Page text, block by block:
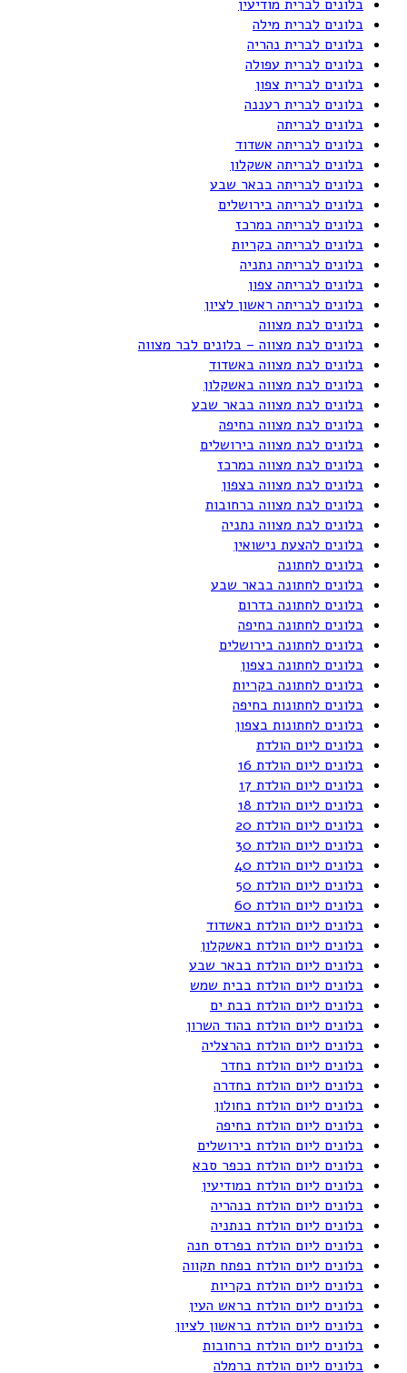
בלונים לברית מודיעין
בלונים לברית מילה
בלונים לברית נהריה
בלונים לברית עפולה
בלונים לברית צפון
בלונים לברית רעננה
בלונים לבריתה
בלונים לבריתה אשדוד
בלונים לבריתה אשקלון
בלונים לבריתה בבאר שבע
בלונים לבריתה בירושלים
בלונים לבריתה במרכז
בלונים לבריתה בקריות
בלונים לבריתה נתניה
בלונים לבריתה צפון
בלונים לבריתה ראשון לציון
בלונים לבת מצווה
בלונים לבת מצווה – בלונים לבר מצווה
בלונים לבת מצווה באשדוד
בלונים לבת מצווה באשקלון
בלונים לבת מצווה בבאר שבע
בלונים לבת מצווה בחיפה
בלונים לבת מצווה בירושלים
בלונים לבת מצווה במרכז
בלונים לבת מצווה בצפון
בלונים לבת מצווה ברחובות
בלונים לבת מצווה נתניה
בלונים להצעת נישואין
בלונים לחתונה
בלונים לחתונה בבאר שבע
בלונים לחתונה בדרום
בלונים לחתונה בחיפה
בלונים לחתונה בירושלים
בלונים לחתונה בצפון
בלונים לחתונה בקריות
בלונים לחתונות בחיפה
בלונים לחתונות בצפון
בלונים ליום הולדת
בלונים ליום הולדת 16
בלונים ליום הולדת 17
בלונים ליום הולדת 18
בלונים ליום הולדת 20
בלונים ליום הולדת 30
בלונים ליום הולדת 40
בלונים ליום הולדת 50
בלונים ליום הולדת 60
בלונים ליום הולדת באשדוד
בלונים ליום הולדת באשקלון
בלונים ליום הולדת בבאר שבע
בלונים ליום הולדת בבית שמש
בלונים ליום הולדת בבת ים
בלונים ליום הולדת בהוד השרון
בלונים ליום הולדת בהרצליה
בלונים ליום הולדת בחדר
בלונים ליום הולדת בחדרה
בלונים ליום הולדת בחולון
בלונים ליום הולדת בחיפה
בלונים ליום הולדת בירושלים
בלונים ליום הולדת בכפר סבא
בלונים ליום הולדת במודיעין
בלונים ליום הולדת בנהריה
בלונים ליום הולדת בנתניה
בלונים ליום הולדת בפרדס חנה
בלונים ליום הולדת בפתח תקווה
בלונים ליום הולדת בקריות
בלונים ליום הולדת בראש העין
בלונים ליום הולדת בראשון לציון
בלונים ליום הולדת ברחובות
בלונים ליום הולדת ברמלה